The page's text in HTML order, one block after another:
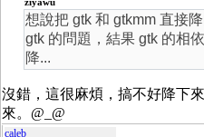
ziyawu
想說把 gtk 和 gtkmm 直接
gtk 的問題，結果 gtk 的相
降...
沒錯，這很麻煩，搞不好降下
來。@_@
caleb